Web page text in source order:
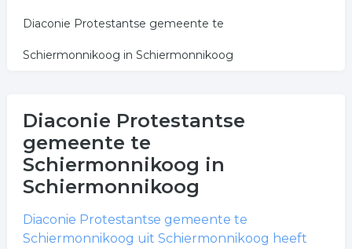
Diaconie Protestantse gemeente te
Schiermonnikoog in Schiermonnikoog
Diaconie Protestantse
gemeente te
Schiermonnikoog in
Schiermonnikoog
Diaconie Protestantse gemeente te
Schiermonnikoog uit Schiermonnikoog heeft